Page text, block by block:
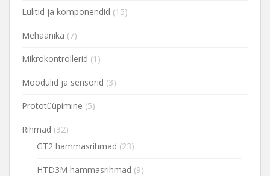
Lülitid ja komponendid (15)
Mehaanika (7)
Mikrokontrollerid (1)
Moodulid ja sensorid (3)
Prototüüpimine (5)
Rihmad (32)
GT2 hammasrihmad (23)
HTD3M hammasrihmad (9)